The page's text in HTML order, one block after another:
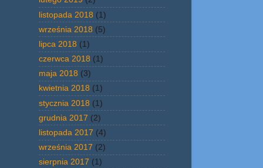
listopada 2018 (1)
września 2018 (5)
lipca 2018 (1)
czerwca 2018 (1)
maja 2018 (3)
kwietnia 2018 (1)
stycznia 2018 (1)
grudnia 2017 (2)
listopada 2017 (4)
września 2017 (2)
sierpnia 2017 (1)